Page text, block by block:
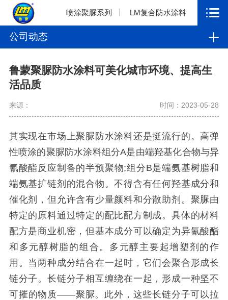
喷涂聚脲系列 LM复合防水涂料
公司动态
鲁蒙聚脲防水涂料可美化城市环境、提高生
活品质
来源： 时间：2023-05-28
其实现在市场上聚脲防水涂料还是挺流行的。高弹
性喷涂的聚脲防水涂料组分A是由端羟基化合物与异
氰酸酯反应制备的半预聚物;组分B是端氨基树脂和
端氨基扩链剂的混合物。不得含有任何羟基成分和
催化剂，但允许含有少量颜料和分散助剂。聚脲由
特定的原料通过特定的配比配方制成。具体的材料
配方是商业机密，但基本成分可以确定为异氰酸酯
和多元醇树脂的组合。多元醇主要起增塑剂的作
用。当两种成分结合在一起时，它们会聚合形成长
链分子。长链分子相互缠绕在一起，形成一种坚不
可摧的物质——聚脲。此外，这些长链分子可以拉